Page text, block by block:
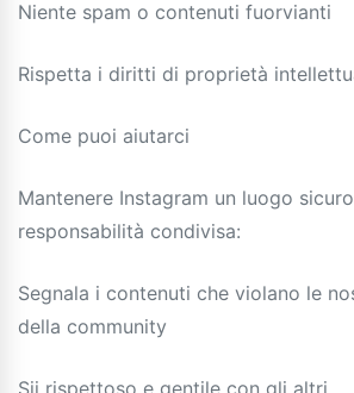
Niente spam o contenuti fuorvianti
Rispetta i diritti di proprietà
Come puoi aiutarci
Mantenere Instagram un luogo
responsabilità condivisa:
Segnala i contenuti che violano le
della community
Sii rispettoso e gentile con gli altri